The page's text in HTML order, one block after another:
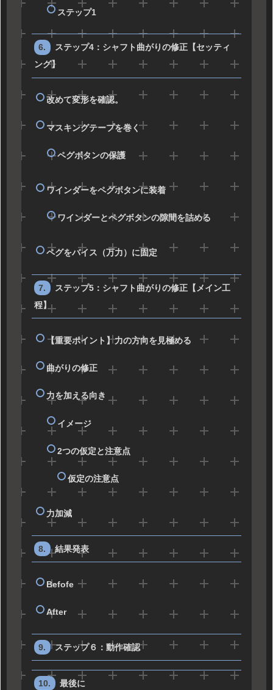
ステップ1
ステップ4：シャフト曲がりの修正【セッティ
ング】
改めて変形を確認。
マスキングテープを巻く
ペグボタンの保護
ワインダーをペグボタンに装着
ワインダーとペグボタンの隙間を詰める
ペグをバイス（万力）に固定
ステップ5：シャフト曲がりの修正【メイン工
程】
【重要ポイント】力の方向を見極める
曲がりの修正
力を加える向き
イメージ
2つの仮定と注意点
仮定の注意点
力加減
結果発表
Befofe
After
ステップ６：動作確認
最後に